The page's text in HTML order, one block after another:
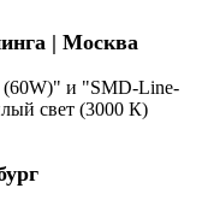
| Москва
и "SMD-Line-
свет (3000 К)